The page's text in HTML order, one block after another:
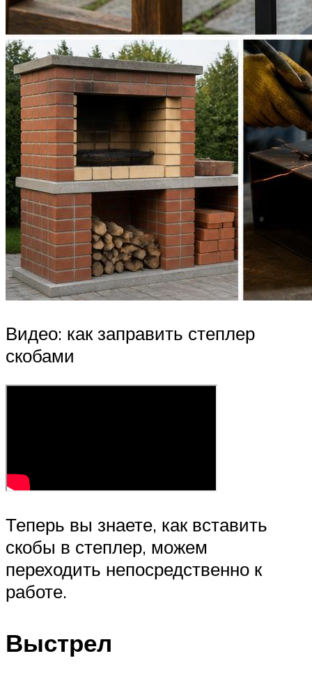
Видео: как заправить степлер
скобами
Теперь вы знаете, как вставить
скобы в степлер, можем
переходить непосредственно к
работе.
Выстрел